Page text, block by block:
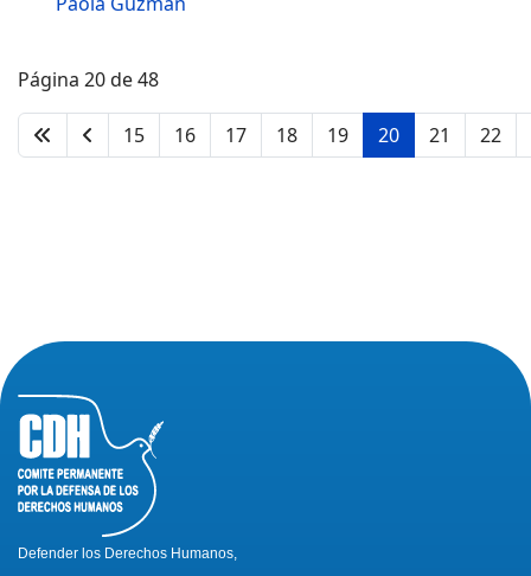
Página 20 de 48
15 16 17 18 19 20 21 22
Defender los Derechos Humanos,